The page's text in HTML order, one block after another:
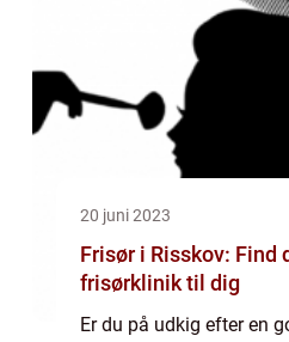
20 juni 2023
Frisør i Risskov: Find
frisørklinik til dig
Er du på udkig efter en